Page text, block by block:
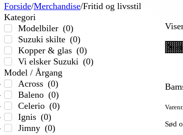
Forside/Merchandise/Fritid og livsstil
Kategori
Modelbiler (0)
Suzuki skilte (0)
Kopper & glas (0)
Vi elsker Suzuki (0)
Model / Årgang
Across (0)
Baleno (0)
Celerio (0)
Ignis (0)
Jimny (0)
Sød